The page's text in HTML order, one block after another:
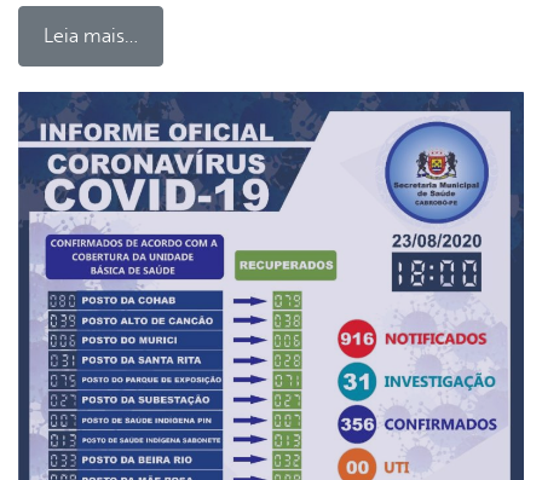
Leia mais…